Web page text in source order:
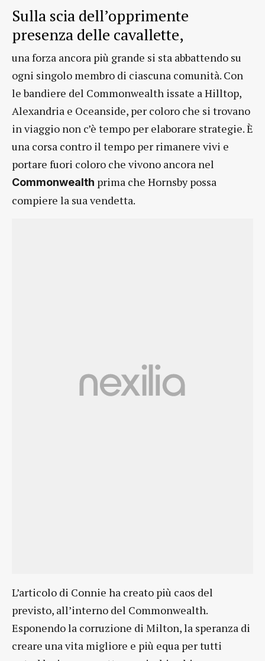
Sulla scia dell’opprimente
presenza delle cavallette,
una forza ancora più grande si sta abbattendo su
ogni singolo membro di ciascuna comunità. Con
le bandiere del Commonwealth issate a Hilltop,
Alexandria e Oceanside, per coloro che si trovano
in viaggio non c’è tempo per elaborare strategie. È
una corsa contro il tempo per rimanere vivi e
portare fuori coloro che vivono ancora nel
Commonwealth prima che Hornsby possa
compiere la sua vendetta.
L’articolo di Connie ha creato più caos del
previsto, all’interno del Commonwealth.
Esponendo la corruzione di Milton, la speranza di
creare una vita migliore e più equa per tutti